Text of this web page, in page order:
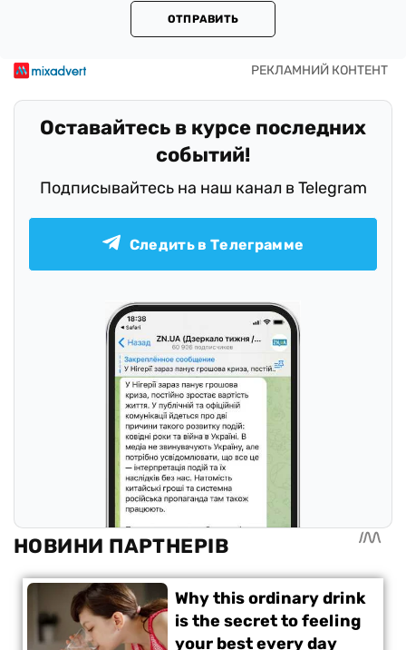
ОТПРАВИТЬ
Оставайтесь в курсе последних
событий!
Подписывайтесь на наш канал в Telegram
Следить в Телеграмме